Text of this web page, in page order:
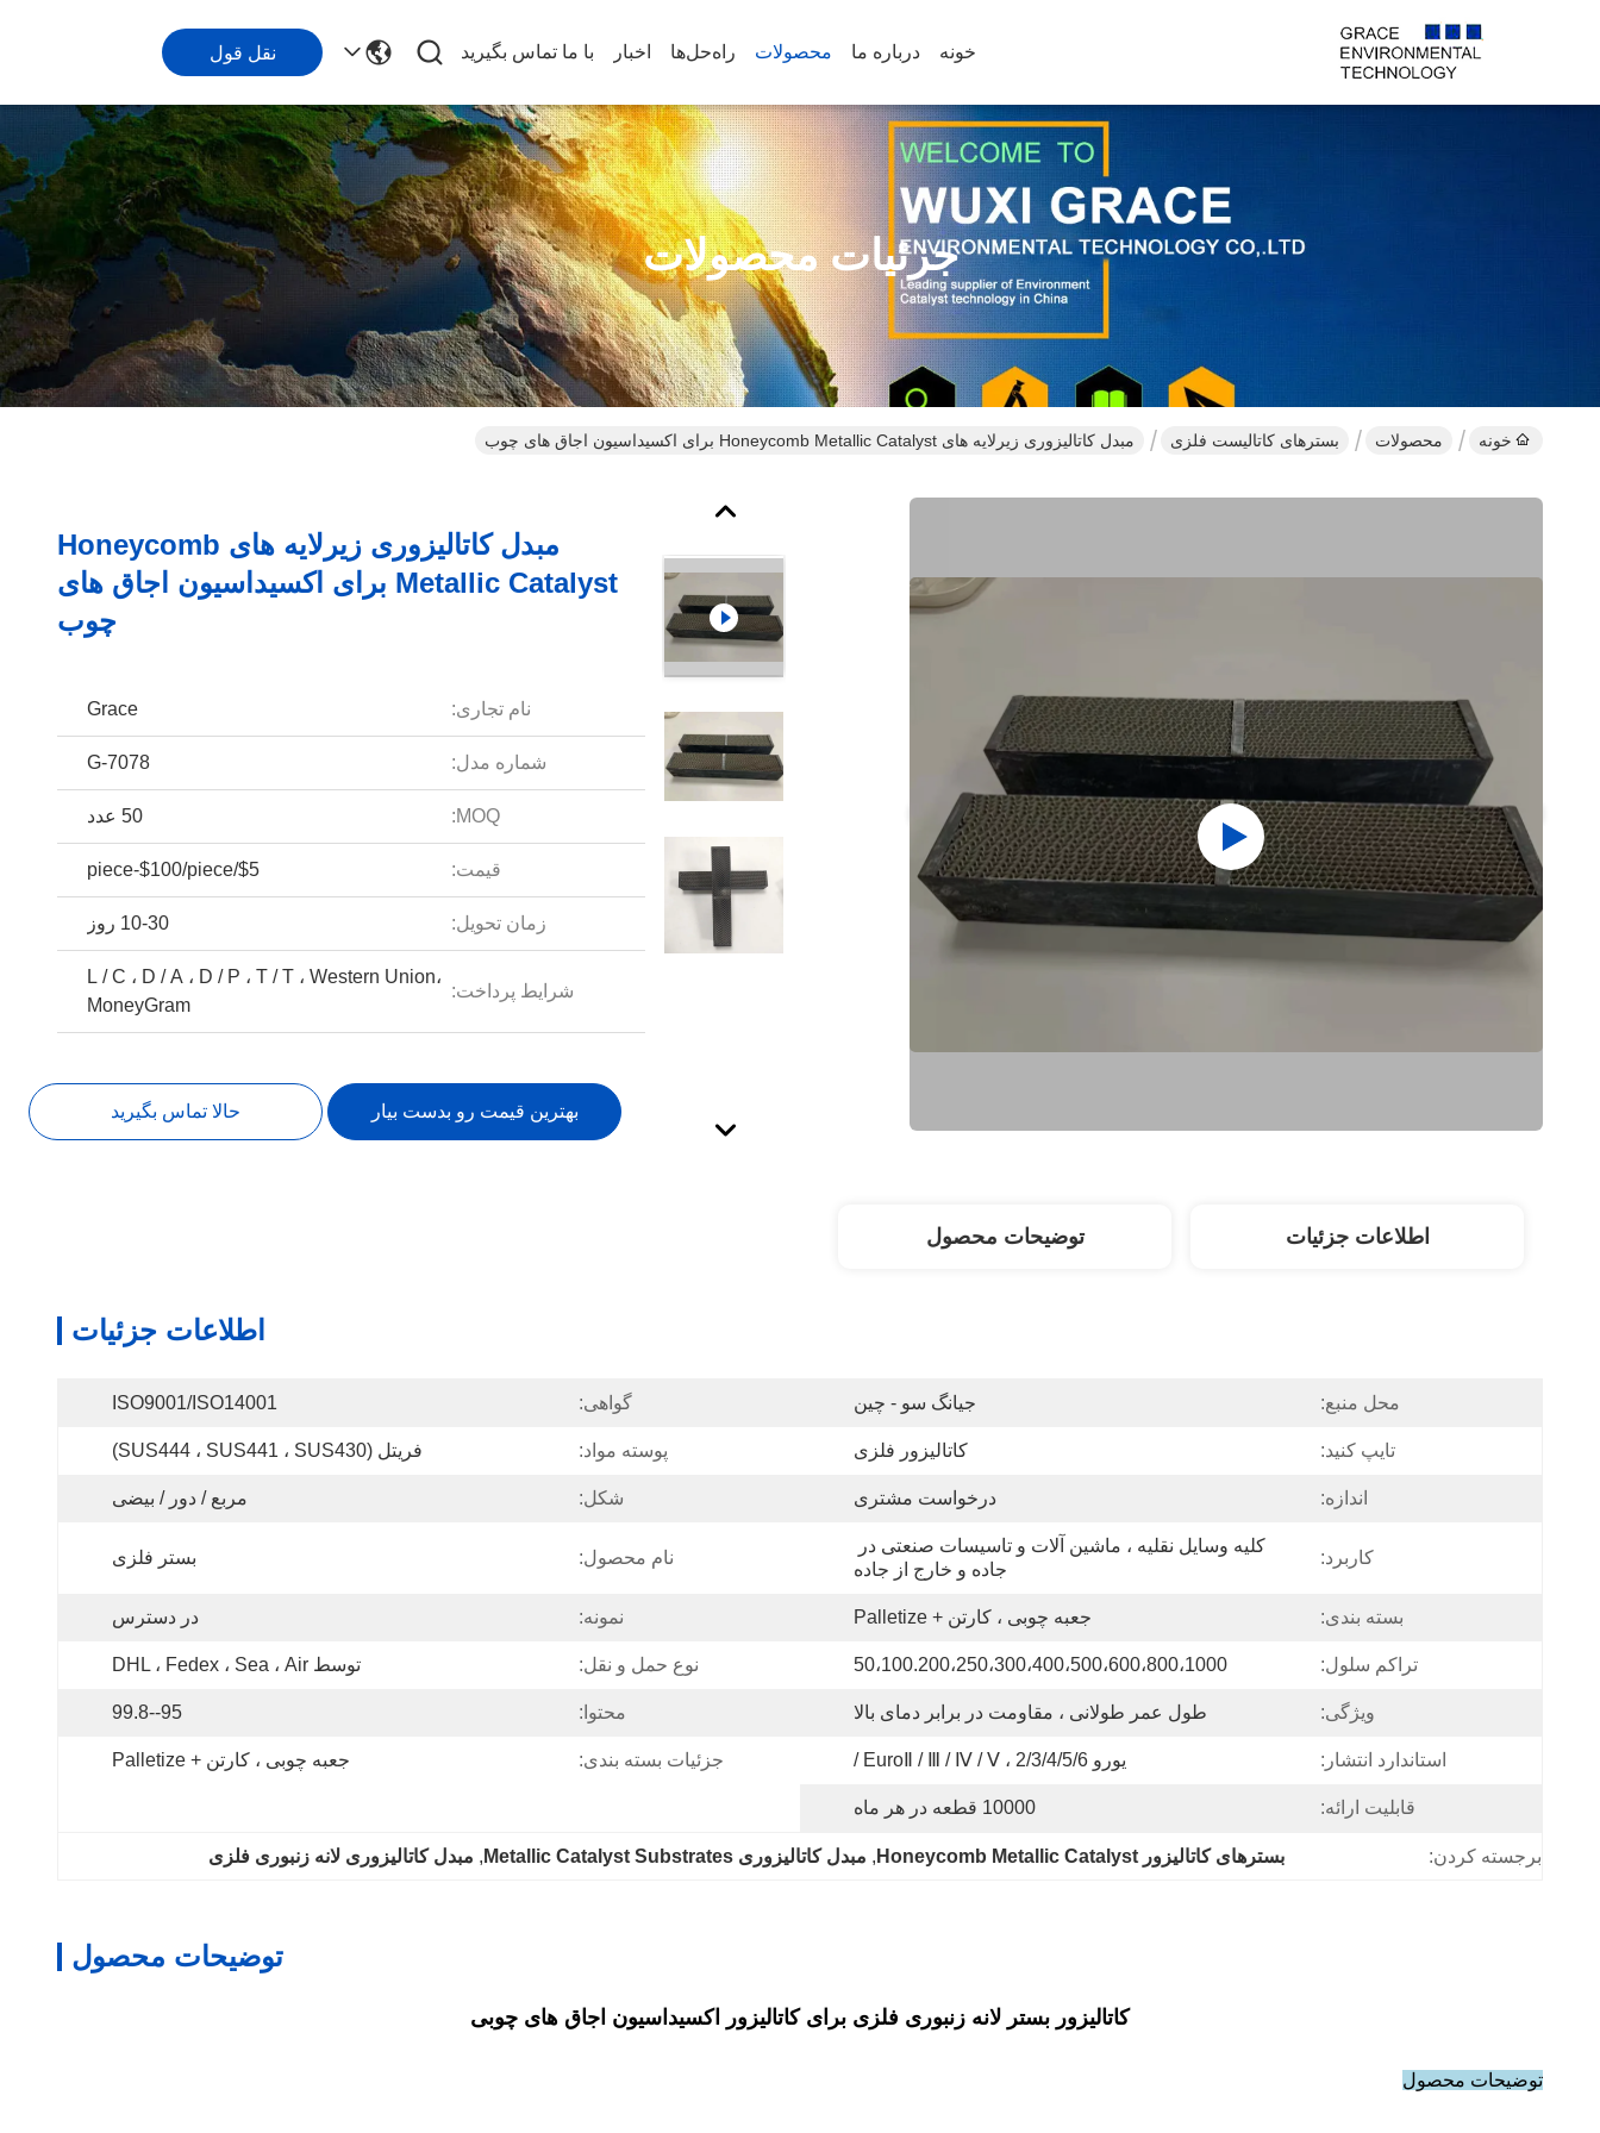
خونه درباره ما محصولات راه‌حل‌ها اخبار با ما تماس بگیرید نقل قول
جزئیات محصولات
خونه محصولات بسترهای کاتالیست فلزی مبدل کاتالیزوری زیرلایه های Honeycomb Metallic Catalyst برای اکسیداسیون اجاق های چوب
مبدل کاتالیزوری زیرلایه های Honeycomb
Metallic Catalyst برای اکسیداسیون اجاق های
چوب
نام تجاری: Grace
شماره مدل: G-7078
MOQ: 50 عدد
قیمت: $5/piece-$100/piece
زمان تحویل: 10-30 روز
شرایط پرداخت:
L / C ، D / A ، D / P ، T / T ، Western Union،
MoneyGram
بهترین قیمت رو بدست بیار حالا تماس بگیرید
اطلاعات جزئیات توضیحات محصول
اطلاعات جزئیات
محل منبع: جیانگ سو - چین گواهی: ISO9001/ISO14001
تایپ کنید: کاتالیزور فلزی پوسته مواد: فریتل (SUS444 ، SUS441 ، SUS430)
اندازه: درخواست مشتری شکل: مربع / دور / بیضی
کاربرد:
جاده و خارج از جاده
نام محصول: بستر فلزی
بسته بندی: جعبه چوبی ، کارتن + Palletize نمونه: در دسترس
تراکم سلول: 50،100.200،250،300،400،500،600،800،1000 نوع حمل و نقل: توسط DHL ، Fedex ، Sea ، Air
ویژگی: طول عمر طولانی ، مقاومت در برابر دمای بالا محتوا: 95--99.8
استاندارد انتشار: یورو 2/3/4/5/6 ، EuroⅡ / Ⅲ / Ⅳ / Ⅴ / جزئیات بسته بندی: جعبه چوبی ، کارتن + Palletize
قابلیت ارائه: 10000 قطعه در هر ماه
برجسته کردن: بسترهای کاتالیزور Honeycomb Metallic Catalyst , مبدل کاتالیزوری Metallic Catalyst Substrates , مبدل کاتالیزوری لانه زنبوری فلزی
توضیحات محصول
کاتالیزور بستر لانه زنبوری فلزی برای کاتالیزور اکسیداسیون اجاق های چوبی
توضیحات محصول